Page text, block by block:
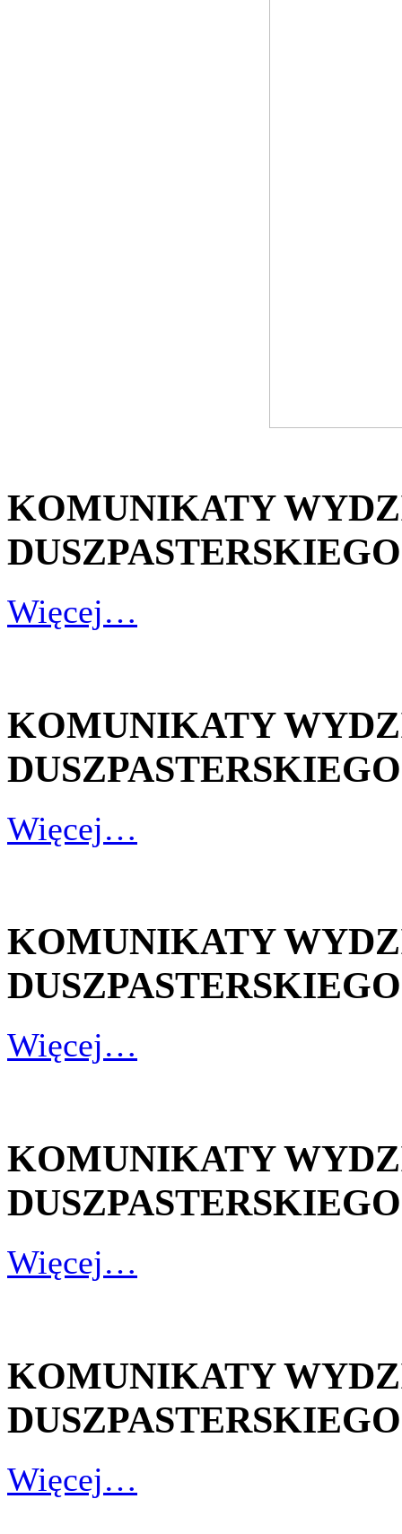
KOMUNIKATY
Więcej…
KOMUNIKATY
Więcej…
KOMUNIKATY
Więcej…
KOMUNIKATY
Więcej…
KOMUNIKATY
Więcej…